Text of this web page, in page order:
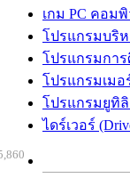
เกม PC คอมพิ
โปรแกรมบริ
โปรแกรมกา
โปรแกรมเมอ
โปรแกรมยูทิ
ไดร์เวอร์